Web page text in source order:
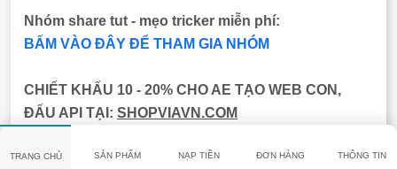
TRANG CHỦ SẢN PHẨM NẠP TIỀN ĐƠN HÀNG THÔNG TIN
CHIẾT KHẤU 10 - 20% CHO AE TẠO WEB CON, ĐẤU API TẠI:
Telegram hỗ trợ:@shopviavn_com
(Thời gian supprot: 9h -> 23h các ngày trong tuần)